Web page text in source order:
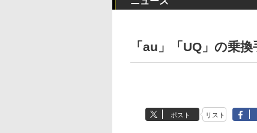
「au」「UQ」の乗
ポスト リスト